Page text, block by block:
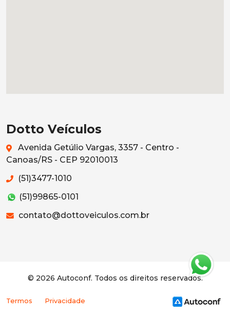
Dotto Veículos
Avenida Getúlio Vargas, 3357 - Centro -
Canoas/RS - CEP 92010013
(51)3477-1010
(51)99865-0101
contato@dottoveiculos.com.br
© 2026 Autoconf. Todos os direitos reservados.
Termos Privacidade